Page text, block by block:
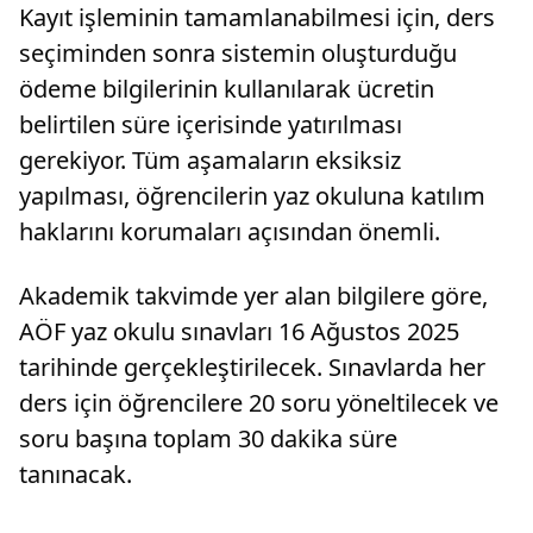
Kayıt işleminin tamamlanabilmesi için, ders
seçiminden sonra sistemin oluşturduğu
ödeme bilgilerinin kullanılarak ücretin
belirtilen süre içerisinde yatırılması
gerekiyor. Tüm aşamaların eksiksiz
yapılması, öğrencilerin yaz okuluna katılım
haklarını korumaları açısından önemli.
Akademik takvimde yer alan bilgilere göre,
AÖF yaz okulu sınavları 16 Ağustos 2025
tarihinde gerçekleştirilecek. Sınavlarda her
ders için öğrencilere 20 soru yöneltilecek ve
soru başına toplam 30 dakika süre
tanınacak.